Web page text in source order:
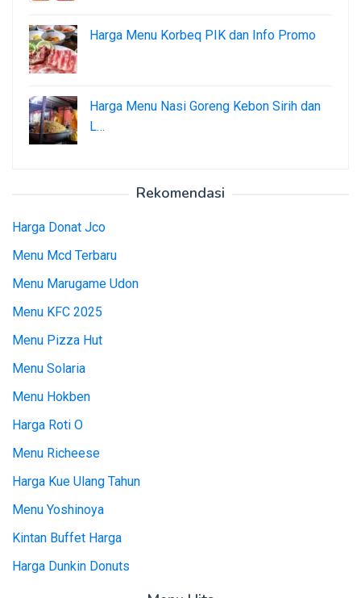
Harga Menu Korbeq PIK dan Info Promo
Harga Menu Nasi Goreng Kebon Sirih dan
L…
Rekomendasi
Harga Donat Jco
Menu Mcd Terbaru
Menu Marugame Udon
Menu KFC 2025
Menu Pizza Hut
Menu Solaria
Menu Hokben
Harga Roti O
Menu Richeese
Harga Kue Ulang Tahun
Menu Yoshinoya
Kintan Buffet Harga
Harga Dunkin Donuts